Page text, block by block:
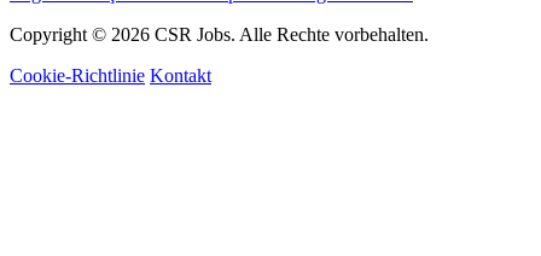
Copyright © 2026 CSR Jobs. Alle Rechte vorbehalten.
Cookie-Richtlinie Kontakt